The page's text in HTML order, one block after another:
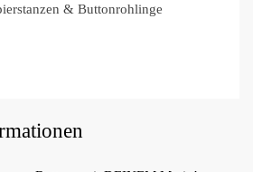
& Buttonrohlinge